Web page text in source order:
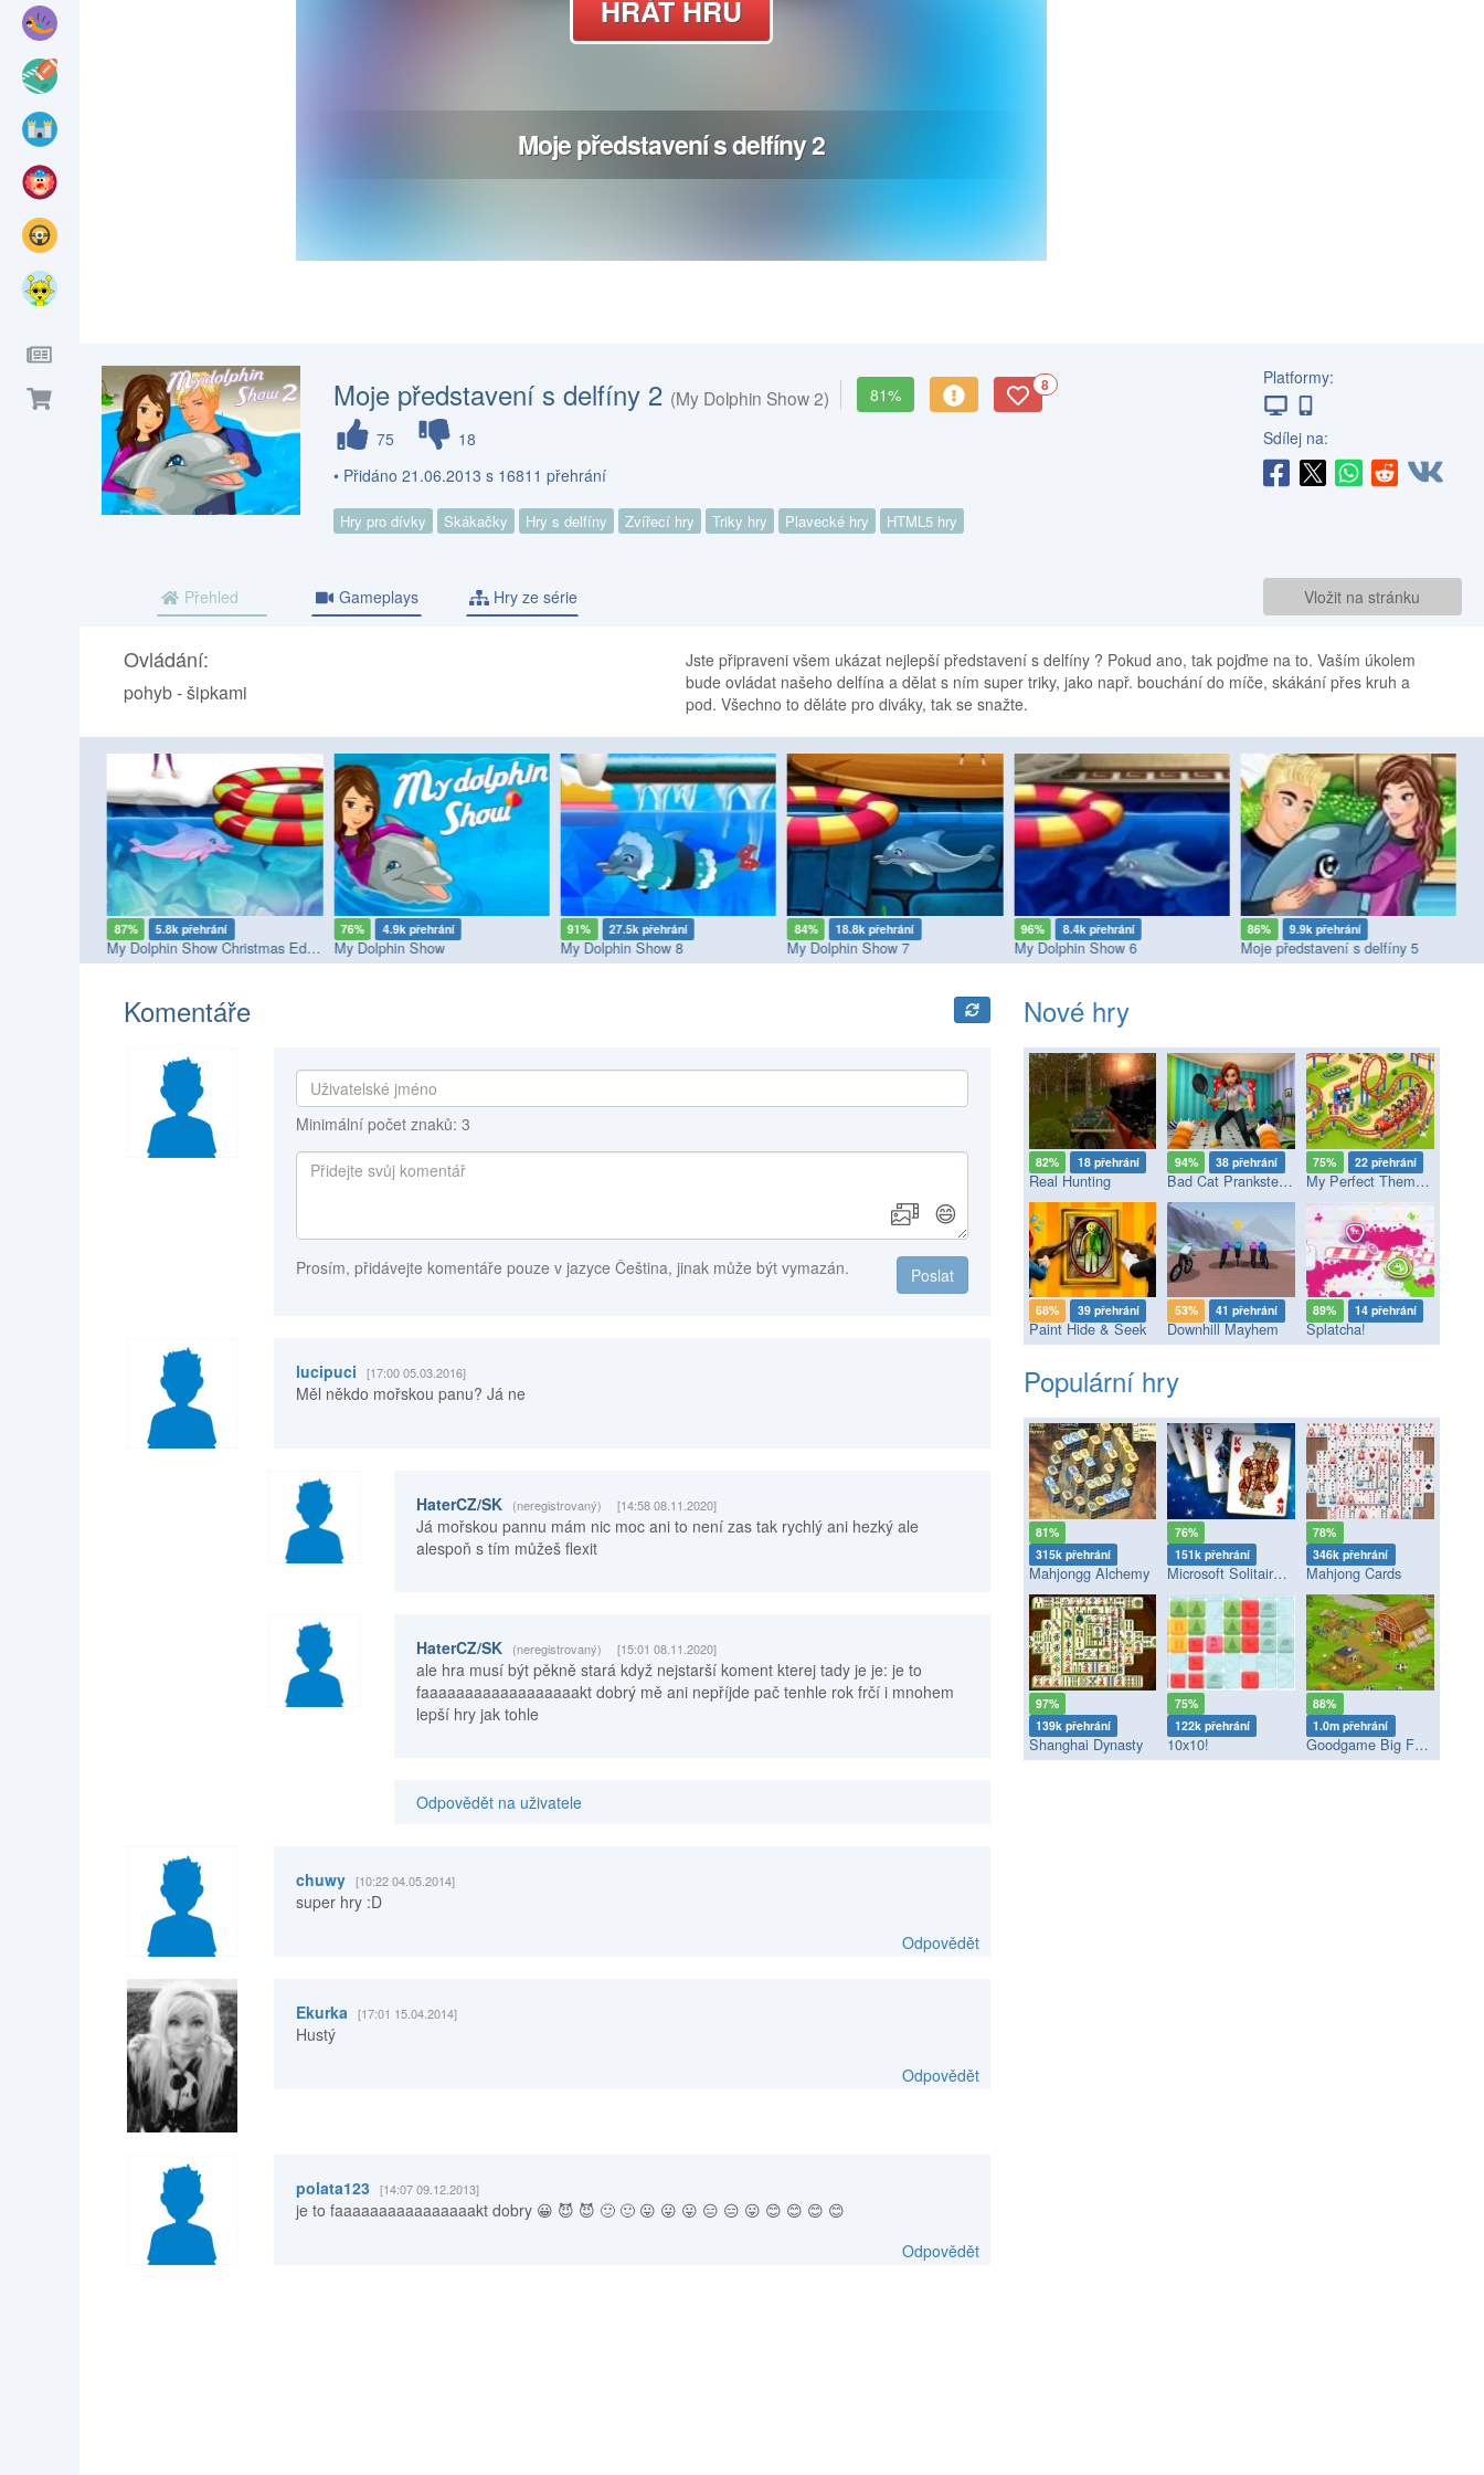
Moje představení s delfíny 2 (My Dolphin Show 2) 81% 8
75
18
• Přidáno 21.06.2013 s 16811 přehrání
Hry pro dívky Skákačky Hry s delfíny Zvířecí hry Triky hry Plavecké hry HTML5 hry
Platformy:
Sdílej na:
Vložit na stránku
Přehled Gameplays Hry ze série
Ovládání:
pohyb - šipkami
Jste připraveni všem ukázat nejlepší představení s delfíny ? Pokud ano, tak pojďme na to. Vaším úkolem
bude ovládat našeho delfína a dělat s ním super triky, jako např. bouchání do míče, skákání přes kruh a
pod. Všechno to děláte pro diváky, tak se snažte.
87% 5.8k přehrání
My Dolphin Show Christmas Edition
76% 4.9k přehrání
My Dolphin Show
91% 27.5k přehrání
My Dolphin Show 8
84% 18.8k přehrání
My Dolphin Show 7
96% 8.4k přehrání
My Dolphin Show 6
86% 9.9k přehrání
Moje představení s delfíny 5
Komentáře
Minimální počet znaků: 3
😄
Poslat
Prosím, přidávejte komentáře pouze v jazyce Čeština, jinak může být vymazán.
lucipuci [17:00 05.03.2016]
Měl někdo mořskou panu? Já ne
HaterCZ/SK (neregistrovaný) [14:58 08.11.2020]
Já mořskou pannu mám nic moc ani to není zas tak rychlý ani hezký ale
alespoň s tím můžeš flexit
HaterCZ/SK (neregistrovaný) [15:01 08.11.2020]
ale hra musí být pěkně stará když nejstarší koment kterej tady je je: je to
faaaaaaaaaaaaaaaaaakt dobrý mě ani nepříjde pač tenhle rok frčí i mnohem
lepší hry jak tohle
Odpovědět na uživatele
chuwy [10:22 04.05.2014]
super hry :D
Odpovědět
Ekurka [17:01 15.04.2014]
Hustý
Odpovědět
polata123 [14:07 09.12.2013]
je to faaaaaaaaaaaaaaaakt dobry 😀 😈 😈 🙂 🙂 😛 😛 😛 😑 😑 😛 😊 😊 😊 😊
Odpovědět
Nové hry
82% 18 přehrání
Real Hunting
94% 38 přehrání
Bad Cat Prankster - Mom’s Return
75% 22 přehrání
My Perfect Theme Park
68% 39 přehrání
Paint Hide & Seek
53% 41 přehrání
Downhill Mayhem
89% 14 přehrání
Splatcha!
Populární hry
81%
315k přehrání
Mahjongg Alchemy
76%
151k přehrání
Microsoft Solitaire Collection
78%
346k přehrání
Mahjong Cards
97%
139k přehrání
Shanghai Dynasty
75%
122k přehrání
10x10!
88%
1.0m přehrání
Goodgame Big Farm